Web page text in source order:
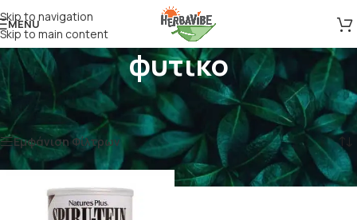
Skip to navigation
Skip to main content
MENU
φυτικο
Αρχική σελίδα/ Προϊόντα με ετικέτα “φυτικο”
Εμφάνιση του μοναδικού αποτελέσματος
Εμφάνιση Φίλτρων